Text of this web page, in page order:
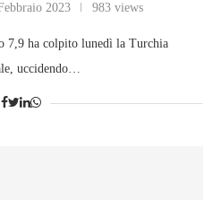
2023 983 views
7,9 ha colpito lunedì la Turchia
uccidendo…